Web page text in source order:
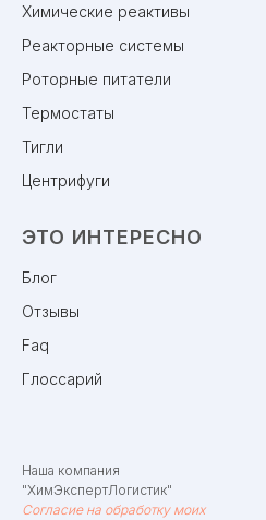
Химические реактивы
Реакторные системы
Роторные питатели
Термостаты
Тигли
Центрифуги
ЭТО ИНТЕРЕСНО
Блог
Отзывы
Faq
Глоссарий
Наша компания
"ХимЭкспертЛогистик"
Согласие на обработку моих